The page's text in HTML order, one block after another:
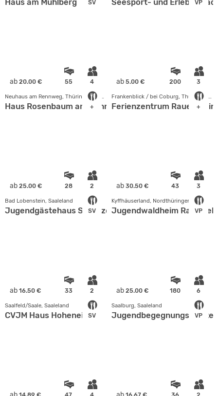
SV VP
ab 20.00 € 55 4
+
Neuhaus am Rennweg, Thüringer Wald - Rhön
Haus Rosenbaum am Rennsteig
ab 5.00 € 200 3
+
Frankenblick / bei Coburg, Thüringer Wald - Rhön
Ferienzentrum Rauenstein
ab 25.00 € 28 2
SV
Bad Lobenstein, Saaleland
Jugendgästehaus Schützenhaus
ab 30.50 € 43 3
VP
Kyffhäuserland, Nordthüringen
Jugendwaldheim Rathsfeld
ab 16.50 € 33 2
SV
Saalfeld/Saale, Saaleland
CVJM Haus Hoheneiche
ab 25.00 € 180 6
VP
Saalburg, Saaleland
Jugendbegegnungsstätte